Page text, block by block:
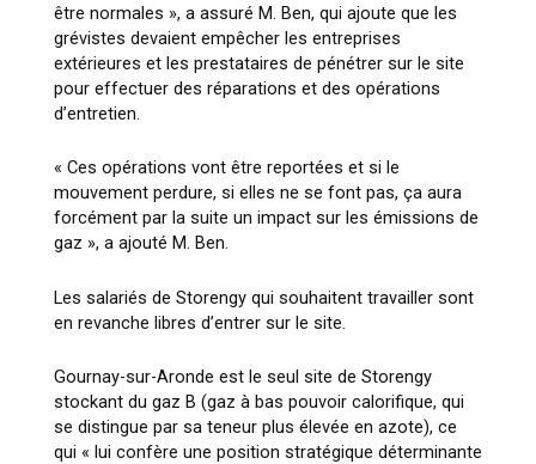
être normales », a assuré M. Ben, qui ajoute que les
grévistes devaient empêcher les entreprises
extérieures et les prestataires de pénétrer sur le site
pour effectuer des réparations et des opérations
d’entretien.
« Ces opérations vont être reportées et si le
mouvement perdure, si elles ne se font pas, ça aura
forcément par la suite un impact sur les émissions de
gaz », a ajouté M. Ben.
Les salariés de Storengy qui souhaitent travailler sont
en revanche libres d’entrer sur le site.
Gournay-sur-Aronde est le seul site de Storengy
stockant du gaz B (gaz à bas pouvoir calorifique, qui
se distingue par sa teneur plus élevée en azote), ce
qui « lui confère une position stratégique déterminante